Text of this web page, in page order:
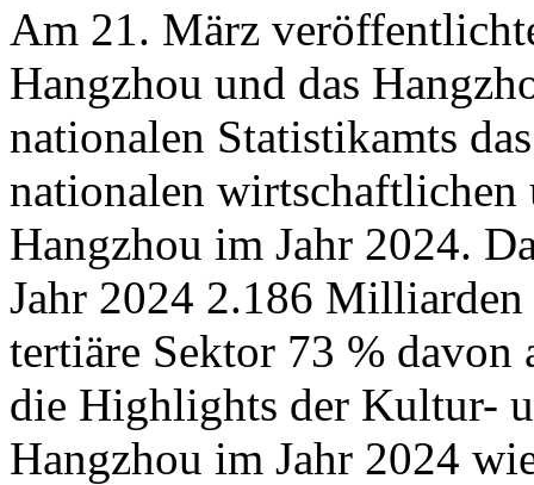
Am 21. März
Hangzhou und das
nationalen Statistikamts
nationalen
Hangzhou im Jahr 2024.
Jahr 2024 2.186
tertiäre Sektor 73 % davon
die Highlights der Kultur-
Hangzhou im Jahr 2024